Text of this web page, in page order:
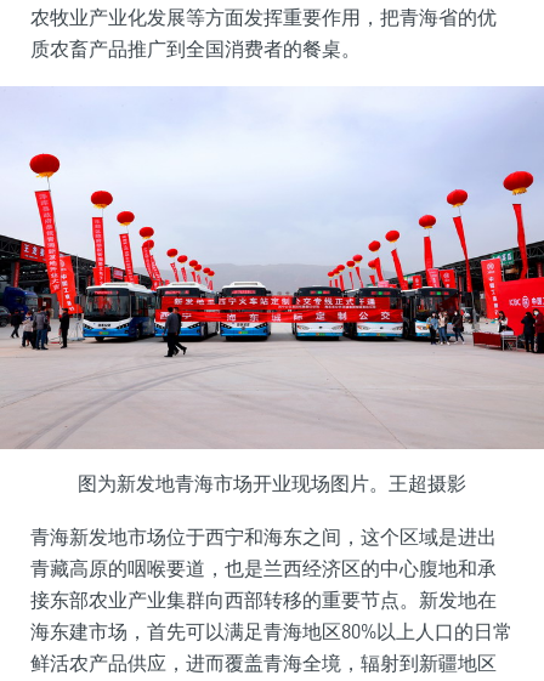
农牧业产业化发展等方面发挥重要作用，把青海省的优
质农畜产品推广到全国消费者的餐桌。
图为新发地青海市场开业现场图片。王超摄影
青海新发地市场位于西宁和海东之间，这个区域是进出
青藏高原的咽喉要道，也是兰西经济区的中心腹地和承
接东部农业产业集群向西部转移的重要节点。新发地在
海东建市场，首先可以满足青海地区80%以上人口的日常
鲜活农产品供应，进而覆盖青海全境，辐射到新疆地区